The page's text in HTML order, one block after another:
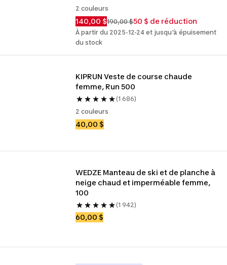
2 couleurs
140,00 $190,00 $50 $ de réduction
À partir du 2025-12-24 et jusqu'à épuisement
du stock
KIPRUN Veste de course chaude
femme, Run 500
(1 686)
2 couleurs
40,00 $
WEDZE Manteau de ski et de planche à
neige chaud et imperméable femme,
100
(1 942)
60,00 $